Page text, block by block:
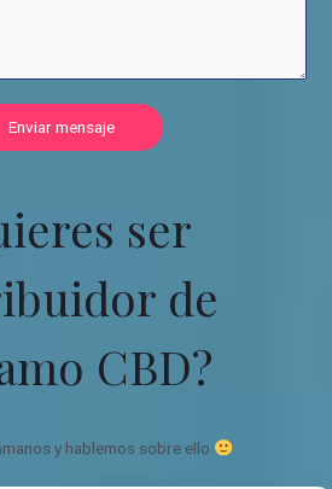
Enviar mensaje
ser
de
CBD?
y hablemos sobre ello